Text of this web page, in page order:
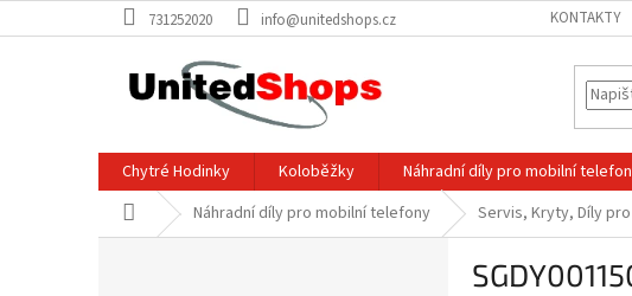
na
731252020 info@unitedshops.cz KONTAKTY
Chytré Hodinky Koloběžky Náhradní díly pro mobilní
Domů Náhradní díly pro mobilní telefony Servis, Kryty, Díly